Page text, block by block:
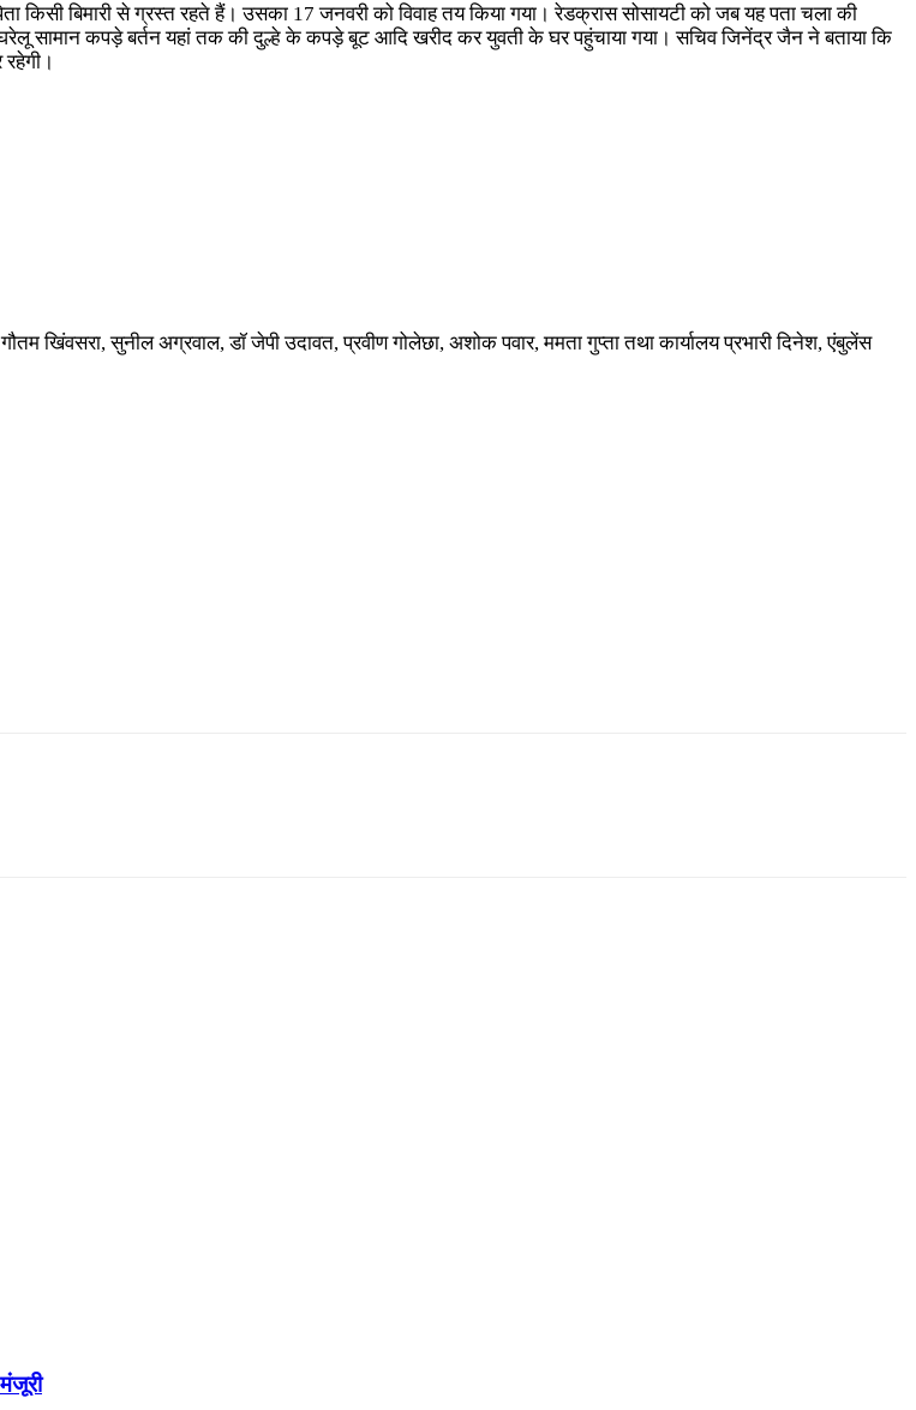
किसी बिमारी से ग्रस्त रहते हैं। उसका 17 जनवरी को विवाह तय किया गया। रेडक्रास सोसायटी को जब यह पता चला की
सामान कपड़े बर्तन यहां तक की दुल्हे के कपड़े बूट आदि खरीद कर युवती के घर पहुंचाया गया। सचिव जिनेंद्र जैन ने बताया कि
खिंवसरा, सुनील अग्रवाल, डॉ जेपी उदावत, प्रवीण गोलेछा, अशोक पवार, ममता गुप्ता तथा कार्यालय प्रभारी दिनेश, एंबुलेंस